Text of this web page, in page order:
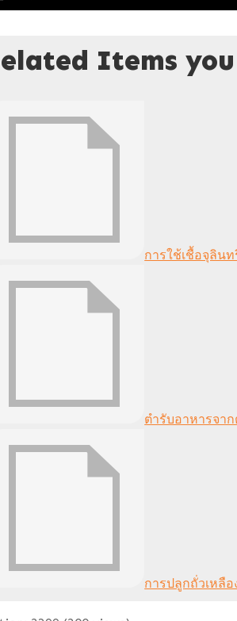
Items
การใช้เชื้อจุลินท
ตำรับอาหารจา
การปลูกถั่วเหลือ